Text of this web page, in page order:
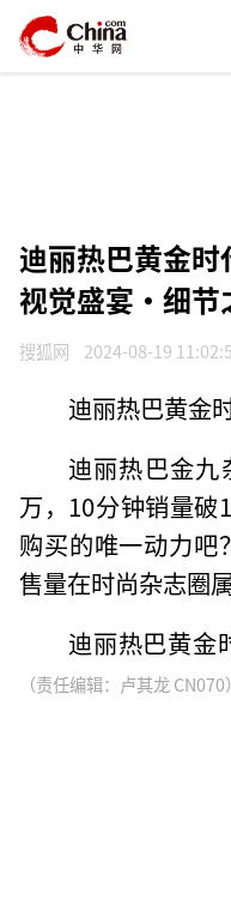
迪丽热巴黄金
视觉盛宴·细节
搜狐网 2024-08-19
迪丽热巴黄金
迪丽热巴金
万，10分钟销量破
购买的唯一动力吧
售量在时尚杂志圈
迪丽热巴黄金
（责任编辑：卢其龙 CN070）